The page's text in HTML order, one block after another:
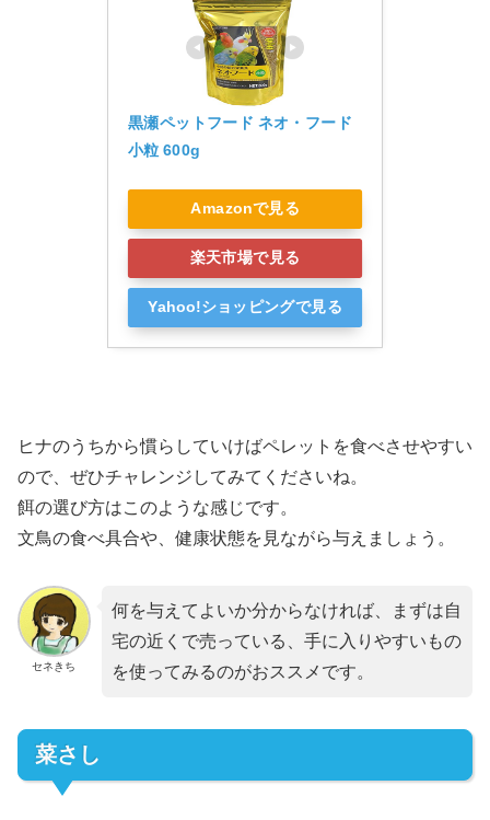
黒瀬ペットフード ネオ・フード
小粒 600g
Amazonで見る
楽天市場で見る
Yahoo!ショッピングで見る
ヒナのうちから慣らしていけばペレットを食べさせやすい
ので、ぜひチャレンジしてみてくださいね。
餌の選び方はこのような感じです。
文鳥の食べ具合や、健康状態を見ながら与えましょう。
セネきち
何を与えてよいか分からなければ、まずは自
宅の近くで売っている、手に入りやすいもの
を使ってみるのがおススメです。
菜さし